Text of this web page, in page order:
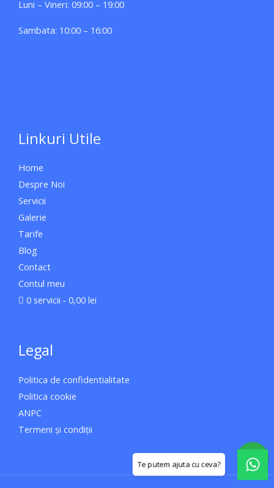
Luni – Vineri: 09:00 – 19:00
Sambata: 10:00 – 16:00
Linkuri Utile
Home
Despre Noi
Servicii
Galerie
Tarife
Blog
Contact
Contul meu
0 servicii
0,00 lei
W
h
Legal
Politica de confidentialitate
Politica cookie
ANPC
Termeni și condiții